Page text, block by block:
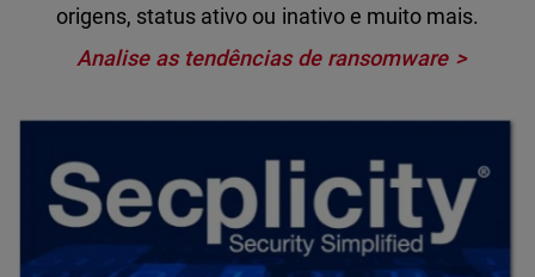
origens, status ativo ou inativo e muito mais.
Analise as tendências de ransomware